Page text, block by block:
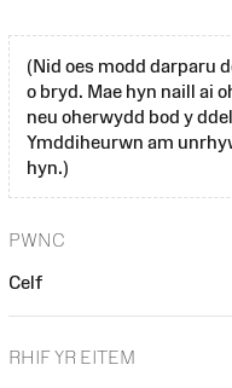
(Nid oes modd darparu
o bryd. Mae hyn naill ai
neu oherwydd bod y
Ymddiheurwn am
hyn.)
PWNC
Celf
RHIF YR EITEM